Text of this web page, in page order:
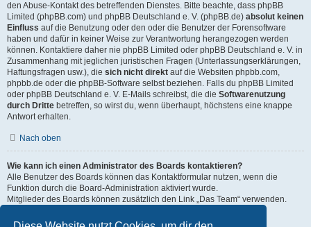
den Abuse-Kontakt des betreffenden Dienstes. Bitte beachte, dass phpBB
Limited (phpBB.com) und phpBB Deutschland e. V. (phpBB.de) absolut keinen
Einfluss auf die Benutzung oder den oder die Benutzer der Forensoftware
haben und dafür in keiner Weise zur Verantwortung herangezogen werden
können. Kontaktiere daher nie phpBB Limited oder phpBB Deutschland e. V. in
Zusammenhang mit jeglichen juristischen Fragen (Unterlassungserklärungen,
Haftungsfragen usw.), die sich nicht direkt auf die Websiten phpbb.com,
phpbb.de oder die phpBB-Software selbst beziehen. Falls du phpBB Limited
oder phpBB Deutschland e. V. E-Mails schreibst, die die Softwarenutzung
durch Dritte betreffen, so wirst du, wenn überhaupt, höchstens eine knappe
Antwort erhalten.
Nach oben
Wie kann ich einen Administrator des Boards kontaktieren?
Alle Benutzer des Boards können das Kontaktformular nutzen, wenn die
Funktion durch die Board-Administration aktiviert wurde.
Mitglieder des Boards können zusätzlich den Link „Das Team“ verwenden.
Nach oben